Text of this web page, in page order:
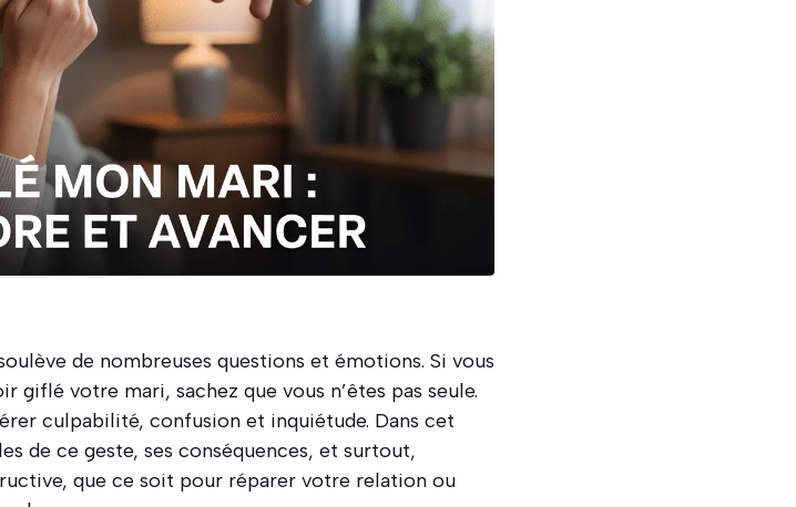
de nombreuses questions et émotions. Si vous
giflé votre mari, sachez que vous n’êtes pas seule.
culpabilité, confusion et inquiétude. Dans cet
de ce geste, ses conséquences, et surtout,
que ce soit pour réparer votre relation ou